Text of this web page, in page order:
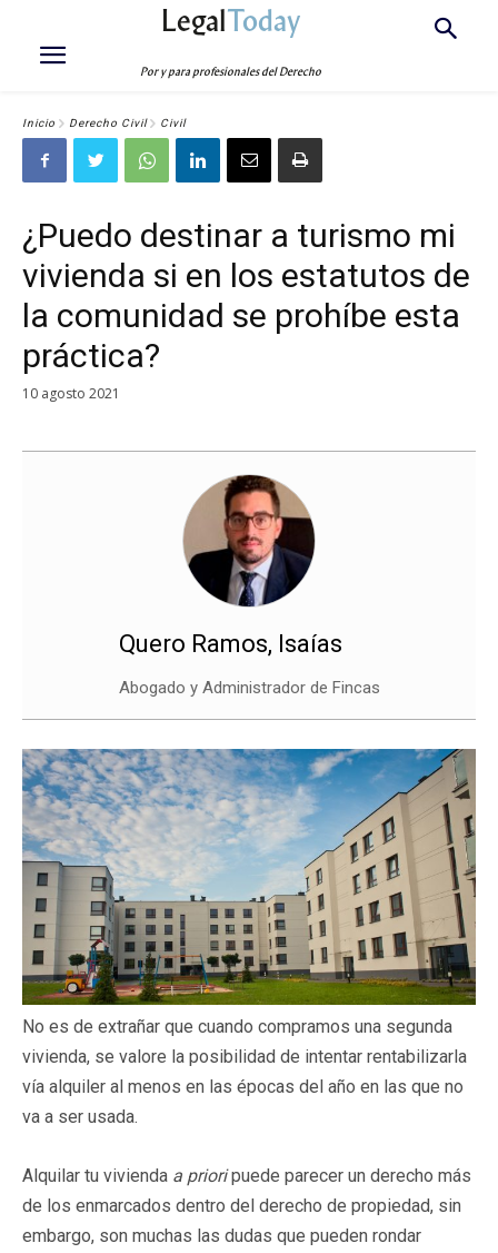
LegalToday
Por y para profesionales del Derecho
Inicio Derecho Civil Civil
¿Puedo destinar a turismo mi
vivienda si en los estatutos de
la comunidad se prohíbe esta
práctica?
10 agosto 2021
Quero Ramos, Isaías
Abogado y Administrador de Fincas
No es de extrañar que cuando compramos una segunda
vivienda, se valore la posibilidad de intentar rentabilizarla
vía alquiler al menos en las épocas del año en las que no
va a ser usada.
Alquilar tu vivienda a prioripuede parecer un derecho más
de los enmarcados dentro del derecho de propiedad, sin
embargo, son muchas las dudas que pueden rondar